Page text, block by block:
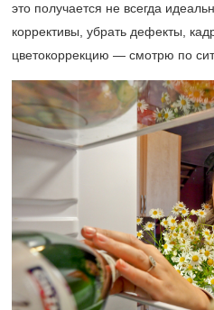
это получается не всегда
коррективы, убрать дефекты,
цветокоррекцию — смотрю по